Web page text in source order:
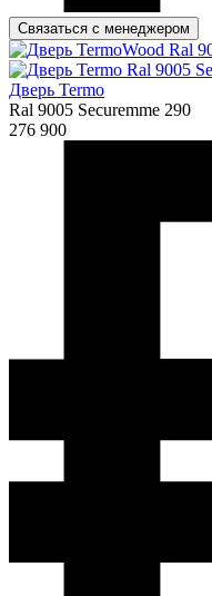
Связаться с менеджером
Дверь Termo
Ral 9005 Securemme 290
276 900